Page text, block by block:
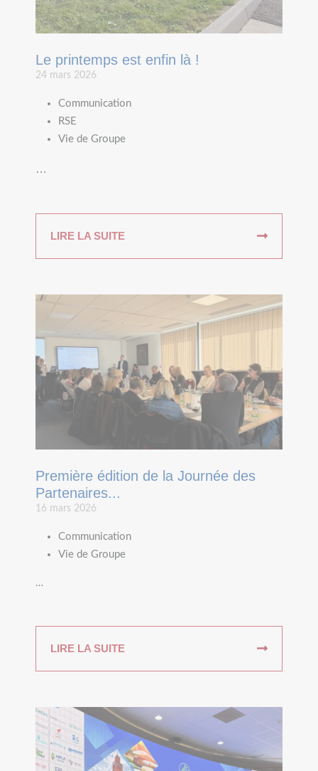
Le printemps est enfin là !
24 mars 2026
Communication
RSE
Vie de Groupe
…
LIRE LA SUITE
Première édition de la Journée des
Partenaires...
16 mars 2026
Communication
Vie de Groupe
…
LIRE LA SUITE